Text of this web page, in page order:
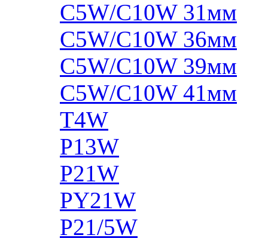
C5W/C10W 31мм
C5W/C10W 36мм
C5W/C10W 39мм
C5W/C10W 41мм
T4W
P13W
P21W
PY21W
P21/5W